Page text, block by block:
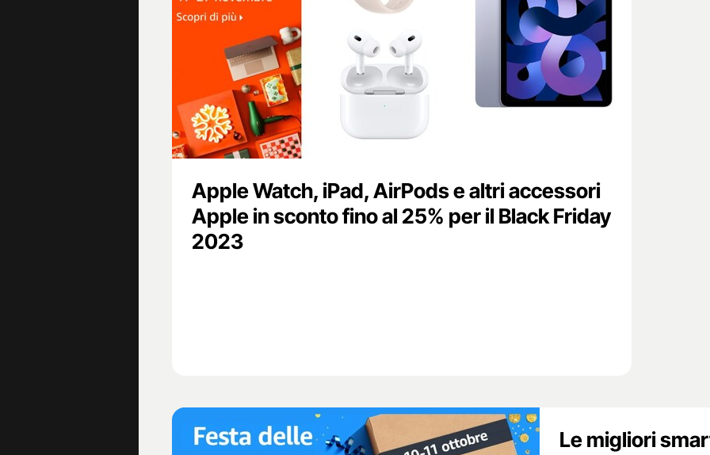
Apple Watch, iPad, AirPods e altri accessori
Apple in sconto fino al 25% per il Black Friday
2023
Le migliori